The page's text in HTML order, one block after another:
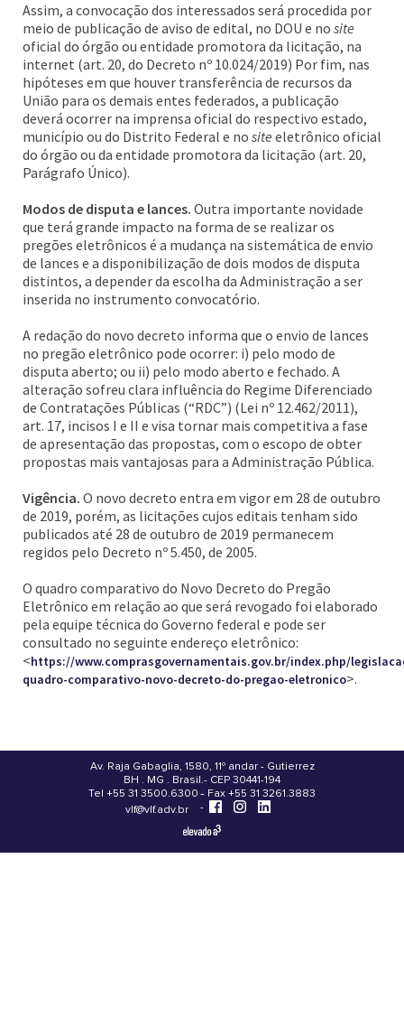
Assim, a convocação dos interessados será procedida por
meio de publicação de aviso de edital, no DOU e no site
oficial do órgão ou entidade promotora da licitação, na
internet (art. 20, do Decreto nº 10.024/2019) Por fim, nas
hipóteses em que houver transferência de recursos da
União para os demais entes federados, a publicação
deverá ocorrer na imprensa oficial do respectivo estado,
município ou do Distrito Federal e no site eletrônico oficial
do órgão ou da entidade promotora da licitação (art. 20,
Parágrafo Único).
Modos de disputa e lances. Outra importante novidade
que terá grande impacto na forma de se realizar os
pregões eletrônicos é a mudança na sistemática de envio
de lances e a disponibilização de dois modos de disputa
distintos, a depender da escolha da Administração a ser
inserida no instrumento convocatório.
A redação do novo decreto informa que o envio de lances
no pregão eletrônico pode ocorrer: i) pelo modo de
disputa aberto; ou ii) pelo modo aberto e fechado. A
alteração sofreu clara influência do Regime Diferenciado
de Contratações Públicas (“RDC”) (Lei nº 12.462/2011),
art. 17, incisos I e II e visa tornar mais competitiva a fase
de apresentação das propostas, com o escopo de obter
propostas mais vantajosas para a Administração Pública.
Vigência. O novo decreto entra em vigor em 28 de outubro
de 2019, porém, as licitações cujos editais tenham sido
publicados até 28 de outubro de 2019 permanecem
regidos pelo Decreto nº 5.450, de 2005.
O quadro comparativo do Novo Decreto do Pregão
Eletrônico em relação ao que será revogado foi elaborado
pela equipe técnica do Governo federal e pode ser
consultado no seguinte endereço eletrônico:
<https://www.comprasgovernamentais.gov.br/index.php/
quadro-comparativo-novo-decreto-do-pregao-eletronico>.
Av. Raja Gabaglia, 1580, 11º andar - Gutierrez
.
BH . MG . Brasil - CEP 30441-194
-
Tel +55 31 3500.6300 - Fax +55 31 3261.3883
-
vlf@vlf.adv.br